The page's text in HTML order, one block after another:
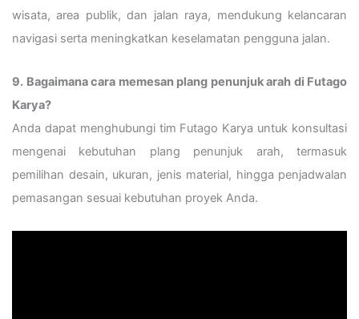
wisata, area publik, dan jalan raya, mendukung kelancaran
navigasi serta meningkatkan keselamatan pengguna jalan.
9. Bagaimana cara memesan plang penunjuk arah di Futago
Karya?
Anda dapat menghubungi tim Futago Karya untuk konsultasi
mengenai kebutuhan plang penunjuk arah, termasuk
pemilihan desain, ukuran, jenis material, hingga penjadwalan
pemasangan sesuai kebutuhan proyek Anda.